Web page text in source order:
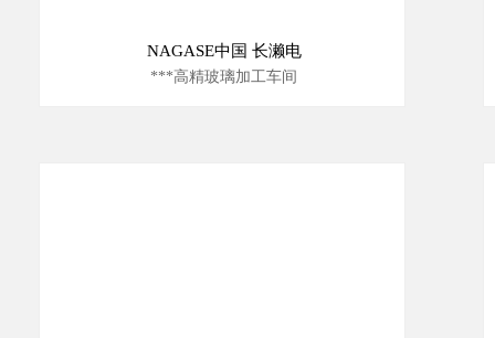
NAGASE中国 长濑电
***高精玻璃加工车间